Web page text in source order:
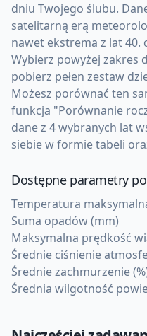
dniu Twojego ślubu.
satelitarną erą
nawet ekstrema z lat 40.
Wybierz powyżej zakres
pobierz pełen zestaw
Możesz porównać ten
funkcja "Porównanie
dane z 4 wybranych lat
siebie w formie tabeli
Dostępne parametry
Temperatura
Suma opadów (mm)
Maksymalna prędkość
Średnie ciśnienie
Średnie zachmurzenie
Średnia wilgotność